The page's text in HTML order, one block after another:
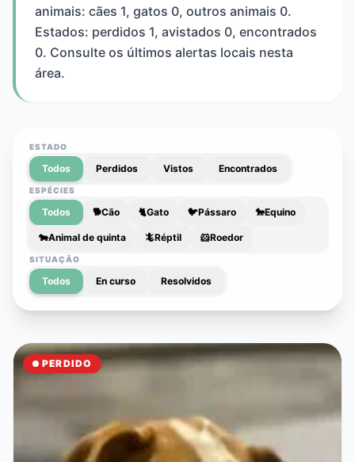
animais: cães 1, gatos 0, outros animais 0.
Estados: perdidos 1, avistados 0, encontrados
0. Consulte os últimos alertas locais nesta
área.
ESTADO
Todos Perdidos Vistos Encontrados
ESPÉCIES
Todos 🐕Cão 🐈Gato 🐦Pássaro 🐎Equino
🐄Animal de quinta 🦎Réptil 🐹Roedor
SITUAÇÃO
Todos En curso Resolvidos
PERDIDO